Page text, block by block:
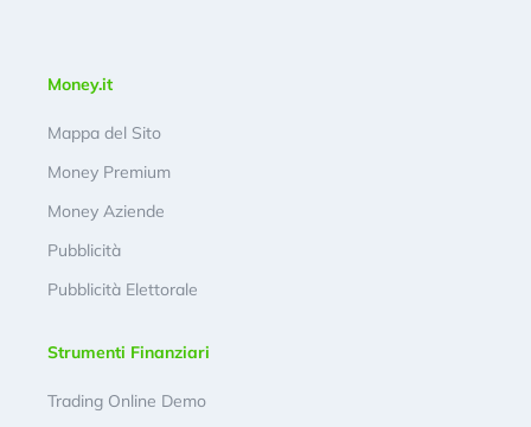
Money.it
Mappa del Sito
Money Premium
Money Aziende
Pubblicità
Pubblicità Elettorale
Strumenti Finanziari
Trading Online Demo